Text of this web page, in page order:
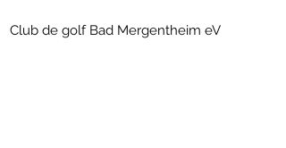
Club de golf Bad Mergentheim eV